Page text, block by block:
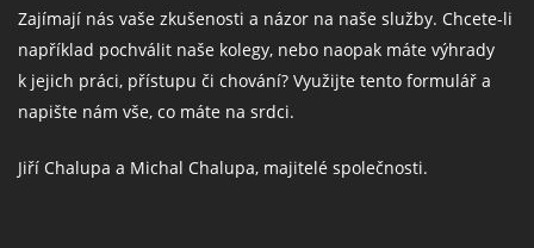
Zajímají nás vaše zkušenosti a názor na naše služby. Chcete-li
například pochválit naše kolegy, nebo naopak máte výhrady
k jejich práci, přístupu či chování? Využijte tento formulář a
napište nám vše, co máte na srdci.
Jiří Chalupa a Michal Chalupa, majitelé společnosti.